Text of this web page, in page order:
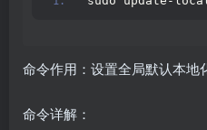
命令作用：设置全局默认本地
命令详解：